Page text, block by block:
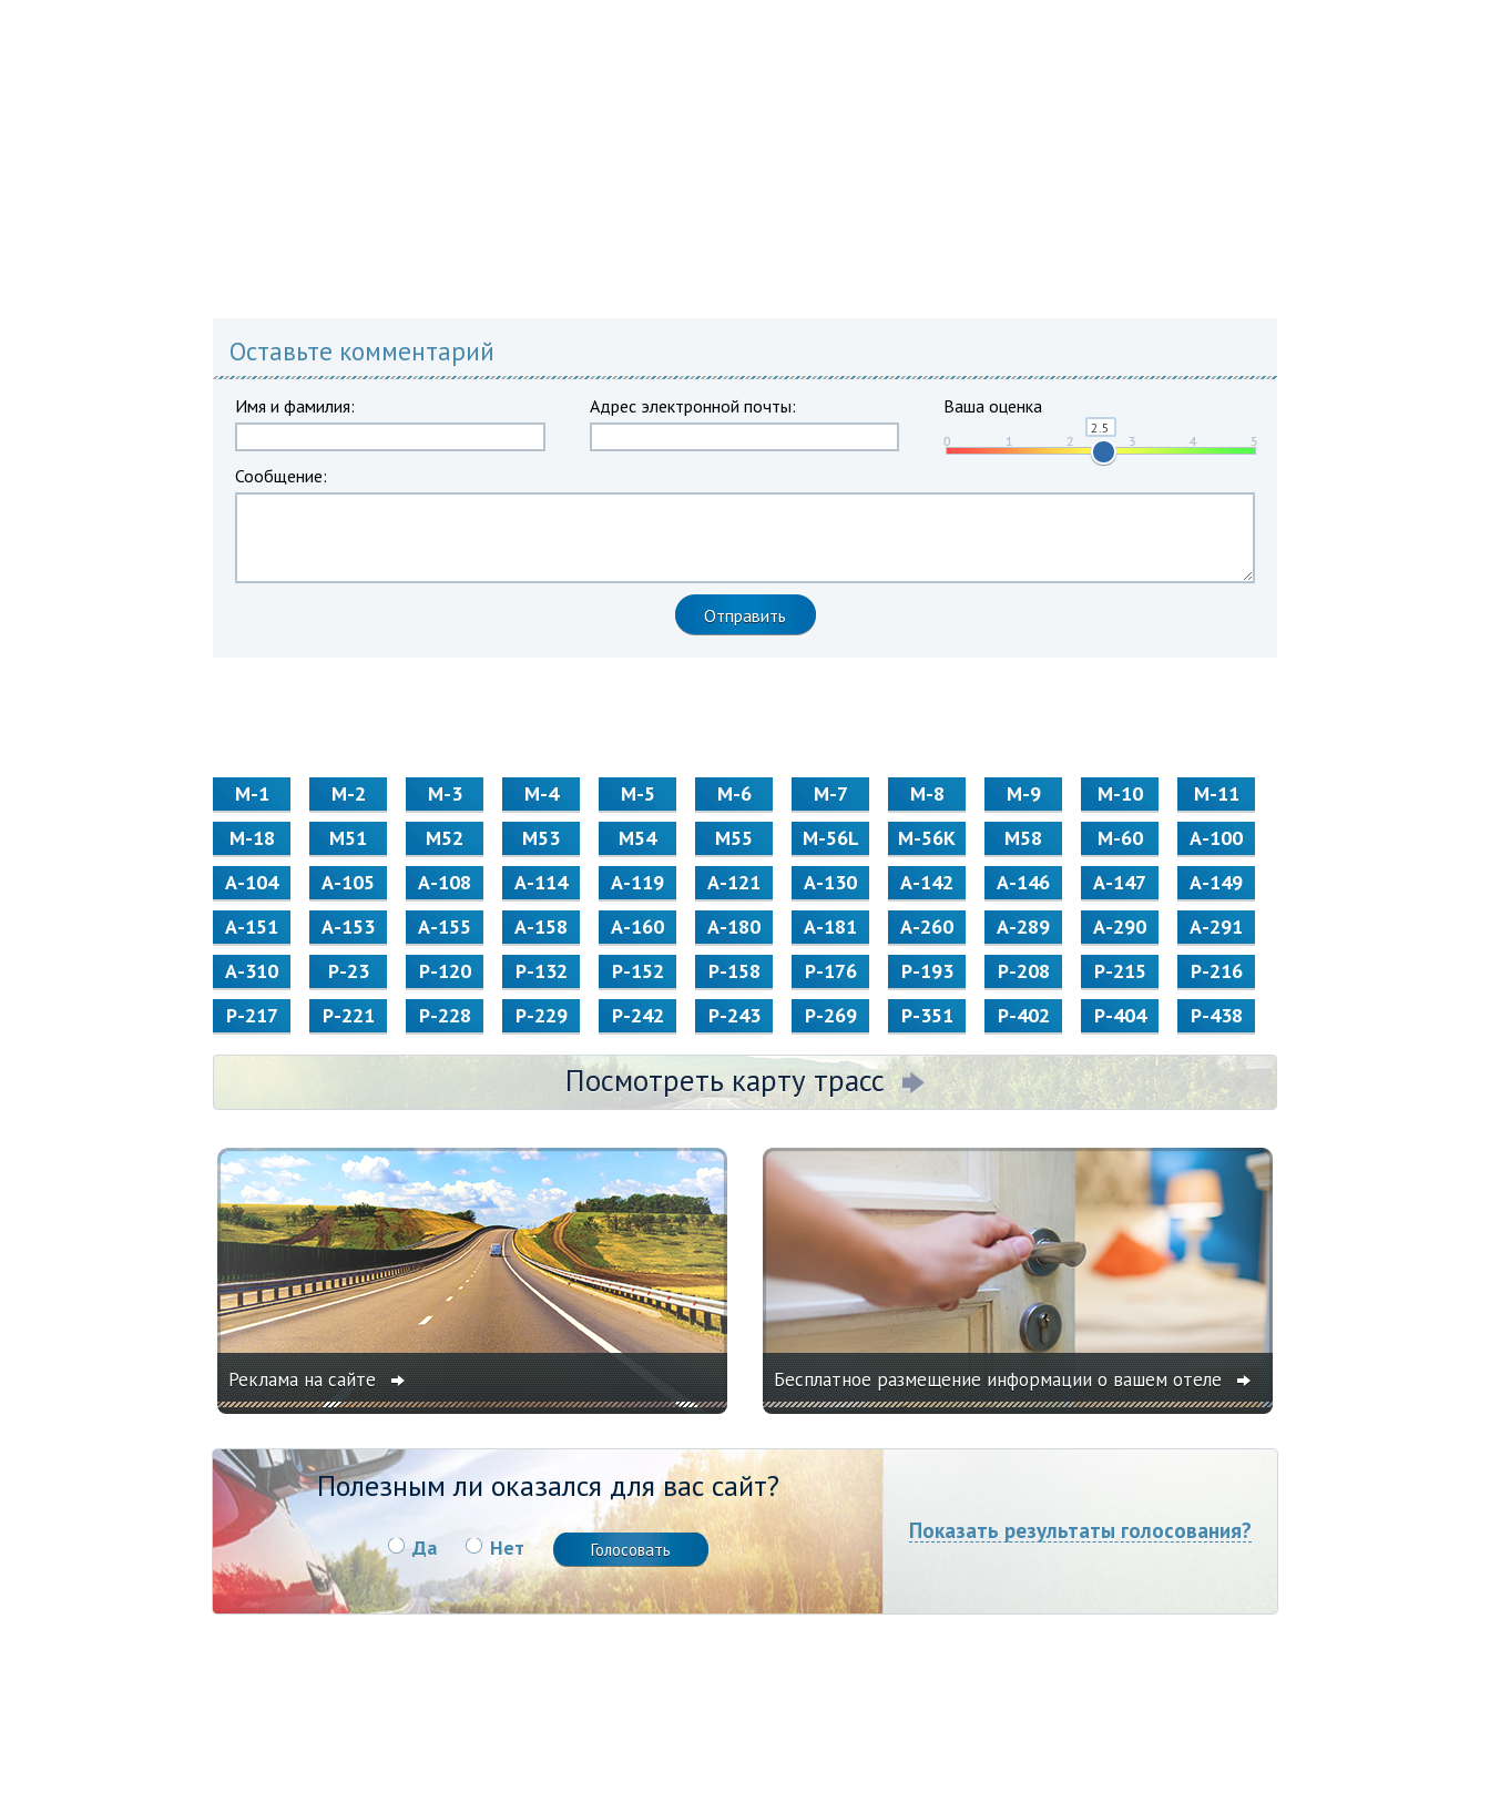
Оставьте комментарий
Имя и фамилия: Адрес электронной почты: Ваша оценка
Сообщение:
М-1 М-2 М-3 М-4 М-5 М-6 М-7 М-8 М-9 М-10
М-11
М-18
М51 М52 М53 М54 М55 M-56L M-56K М58 M-60
А-100
А-104
А-105 А-108 А-114 А-119 А-121 А-130 А-142 А-146 А-147
А-149
А-151
А-153 А-155 А-158 А-160 А-180 А-181 А-260 А-289 А-290
А-291
А-310
Р-23 Р-120 Р-132 Р-152 Р-158 Р-176 Р-193 Р-208 Р-215
Р-216
Р-217
Р-221 Р-228 Р-229 Р-242 Р-243 Р-269 Р-351 Р-402 Р-404 Р-438
Посмотреть карту трасс
Реклама на сайте Бесплатное размещение информации о вашем отеле
Полезным ли оказался для вас сайт?
Да Нет
Показать результаты голосования?